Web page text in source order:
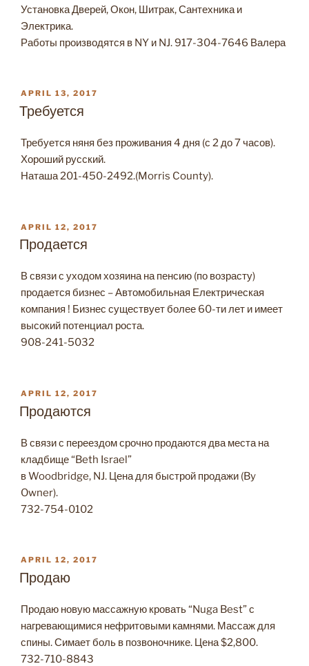
Установка Дверей, Окон, Шитрак, Сантехника и
Электрика.
Работы производятся в NY и NJ. 917-304-7646 Валера
POSTED
ON
APRIL 13, 2017
Требуется
Требуется няня без проживания 4 дня (с 2 до 7 часов).
Хороший русский.
Наташа 201-450-2492.(Morris County).
POSTED
ON
APRIL 12, 2017
Продается
В связи с уходом хозяина на пенсию (по возрасту)
продается бизнес – Автомобильная Електрическая
компания ! Бизнес существует более 60-ти лет и имеет
высокий потенциал роста.
908-241-5032
POSTED
ON
APRIL 12, 2017
Продаются
В связи с переездом срочно продаются два места на
кладбище “Beth Israel”
в Woodbridge, NJ. Цена для быстрой продажи (By
Owner).
732-754-0102
POSTED
ON
APRIL 12, 2017
Продаю
Продаю новую массажную кровать “Nuga Best” с
нагревающимися нефритовыми камнями. Массаж для
спины. Симает боль в позвоночнике. Цена $2,800.
732-710-8843